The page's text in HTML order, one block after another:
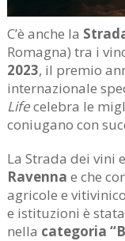
C’è anche la
Romagna) tra i
2023, il premio
internazionale
Lifecelebra le
coniugano con
La Strada dei vini
Ravenna e che
agricole e
e istituzioni è
nella categoria